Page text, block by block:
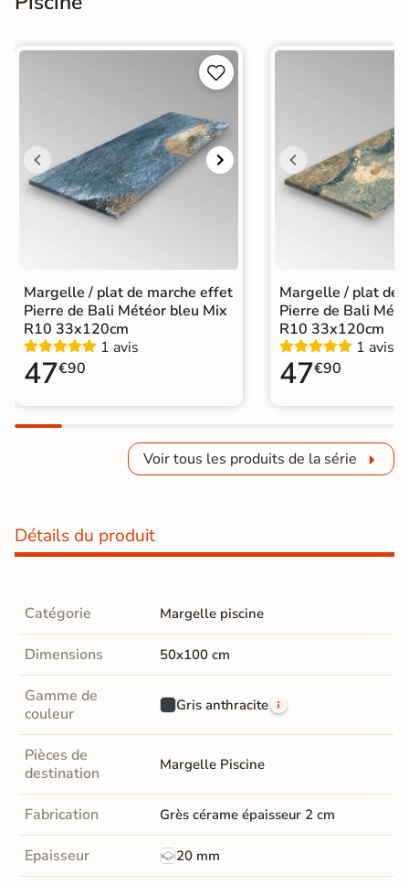


Margelle / plat de marche effet
Pierre de Bali Météor bleu Mix
R10 33x120cm
1 avis
47€90
Margelle / plat de
Pierre de Bali
R10 33x120cm
1 avis
47€90
Voir tous les produits de la série
Détails du produit
Catégorie Margelle piscine
Dimensions 50x100 cm
Gamme de
couleur
Gris anthracite
Pièces de
destination
Margelle Piscine
Fabrication Grès cérame épaisseur 2 cm
Epaisseur 20 mm